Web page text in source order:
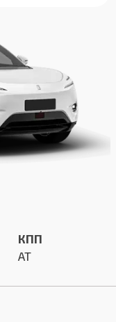
КПП
AT